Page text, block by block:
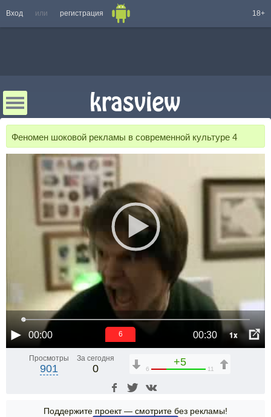
Вход или регистрация 18+
Феномен шоковой рекламы в современной культуре 4
00:00 00:30 1x
6
Просмотры
901
За сегодня
0
+5
6 11
Поддержите проект — смотрите без рекламы!